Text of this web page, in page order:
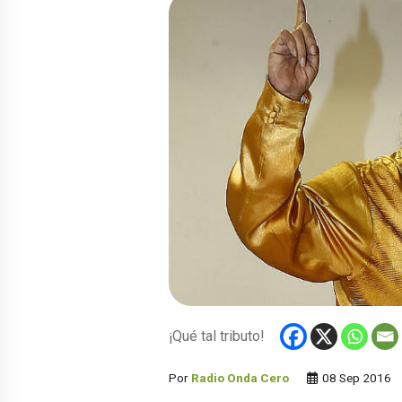
¡Qué tal tributo!
Por Radio Onda Cero 08 Sep 2016